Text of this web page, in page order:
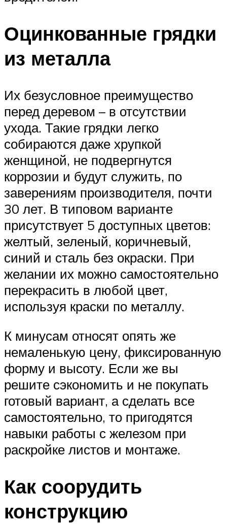
Оцинкованные грядки
из металла
Их безусловное преимущество
перед деревом – в отсутствии
ухода. Такие грядки легко
собираются даже хрупкой
женщиной, не подвергнутся
коррозии и будут служить, по
заверениям производителя, почти
30 лет. В типовом варианте
присутствует 5 доступных цветов:
желтый, зеленый, коричневый,
синий и сталь без окраски. При
желании их можно самостоятельно
перекрасить в любой цвет,
используя краски по металлу.
К минусам относят опять же
немаленькую цену, фиксированную
форму и высоту. Если же вы
решите сэкономить и не покупать
готовый вариант, а сделать все
самостоятельно, то пригодятся
навыки работы с железом при
раскройке листов и монтаже.
Как соорудить
конструкцию